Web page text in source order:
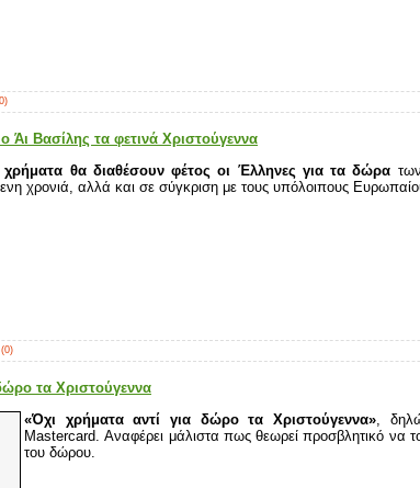
Βασίλης τα φετινά Χριστούγεννα
χρήματα θα διαθέσουν φέτος οι Έλληνες για τα δώρα
χρονιά, αλλά και σε σύγκριση με τους υπόλοιπους
(0)
τα Χριστούγεννα
«Όχι χρήματα αντί για δώρο τα Χριστούγεννα» ,
Mastercard. Αναφέρει μάλιστα πως θεωρεί προσβλητικό να
του δώρου.